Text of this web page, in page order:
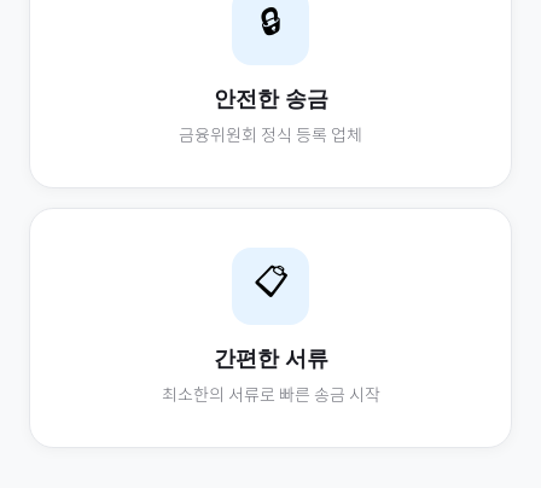
🔒
안전한 송금
금융위원회 정식 등록 업체
📋
간편한 서류
최소한의 서류로 빠른 송금 시작